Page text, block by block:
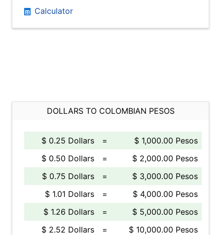
Calculator
DOLLARS TO COLOMBIAN PESOS
$ 0.25 Dollars =
$ 1,000.00 Pesos
$ 0.50 Dollars
=
$ 2,000.00 Pesos
$ 0.75 Dollars
=
$ 3,000.00 Pesos
$ 1.01 Dollars
=
$ 4,000.00 Pesos
$ 1.26 Dollars
=
$ 5,000.00 Pesos
$ 2.52 Dollars
=
$ 10,000.00 Pesos